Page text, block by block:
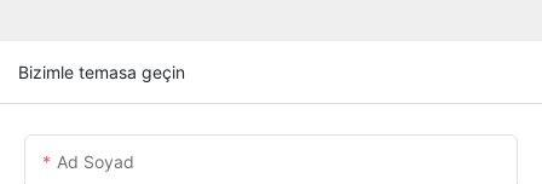
Bizimle temasa geçin
Ad Soyad